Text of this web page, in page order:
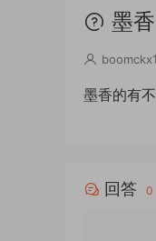
墨香
墨香的有不
回答 0